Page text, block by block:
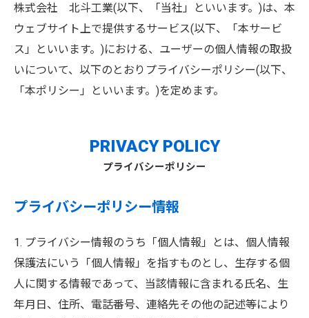
株式会社 北斗工業(以下、「当社」といいます。)は、本
ウェブサイト上で提供するサービス(以下、「本サービ
ス」といいます。)における、ユーザーの個人情報の取扱
いについて、以下のとおりプライバシーポリシー(以下、
「本ポリシー」といいます。)を定めます。
プライバシーポリシー
PRIVACY POLICY
プライバシーポリシー情報
1. プライバシー情報のうち「個人情報」とは、個人情報
保護法にいう「個人情報」を指すものとし、生存する個
人に関する情報であって、当該情報に含まれる氏名、生
年月日、住所、電話番号、連絡先その他の記述等により